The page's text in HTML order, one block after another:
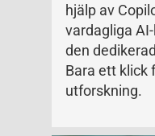
hjälp av
vardagliga
den
Bara ett klick
utforskning.